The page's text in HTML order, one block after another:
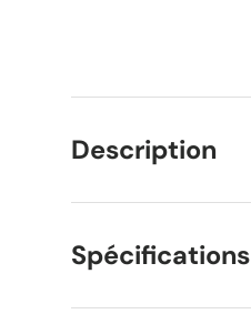
Description
Spécifications